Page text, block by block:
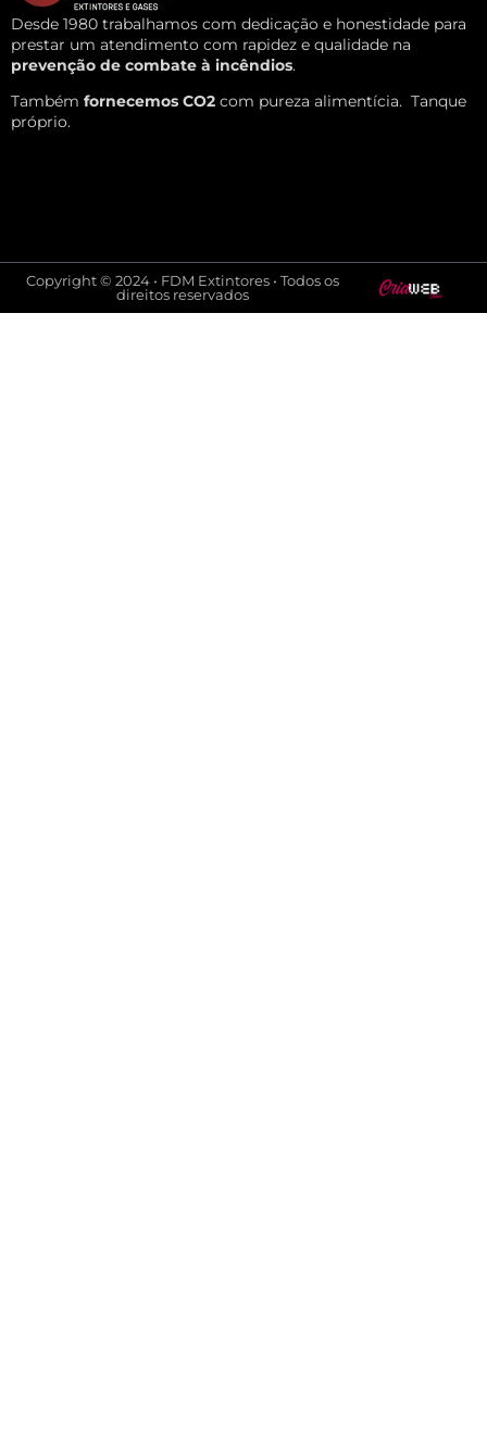
Desde 1980 trabalhamos com dedicação e honestidade para
prestar um atendimento com rapidez e qualidade na
prevenção de combate à incêndios.
Também fornecemos CO2 com pureza alimentícia. Tanque
próprio.
Copyright © 2024 • FDM Extintores • Todos os
direitos reservados